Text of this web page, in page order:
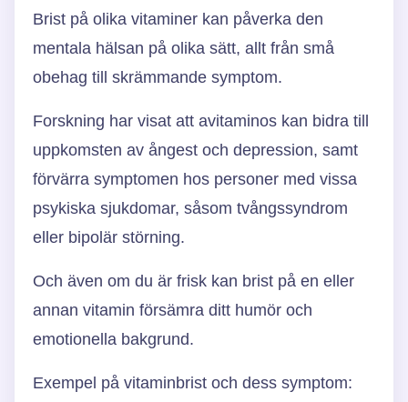
Brist på olika vitaminer kan påverka den
mentala hälsan på olika sätt, allt från små
obehag till skrämmande symptom.
Forskning har visat att avitaminos kan bidra till
uppkomsten av ångest och depression, samt
förvärra symptomen hos personer med vissa
psykiska sjukdomar, såsom tvångssyndrom
eller bipolär störning.
Och även om du är frisk kan brist på en eller
annan vitamin försämra ditt humör och
emotionella bakgrund.
Exempel på vitaminbrist och dess symptom: